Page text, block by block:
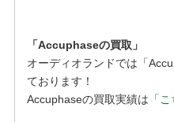
「Accuphaseの買取」
オーディオランドでは「
ております！
Accuphaseの買取実績は 「